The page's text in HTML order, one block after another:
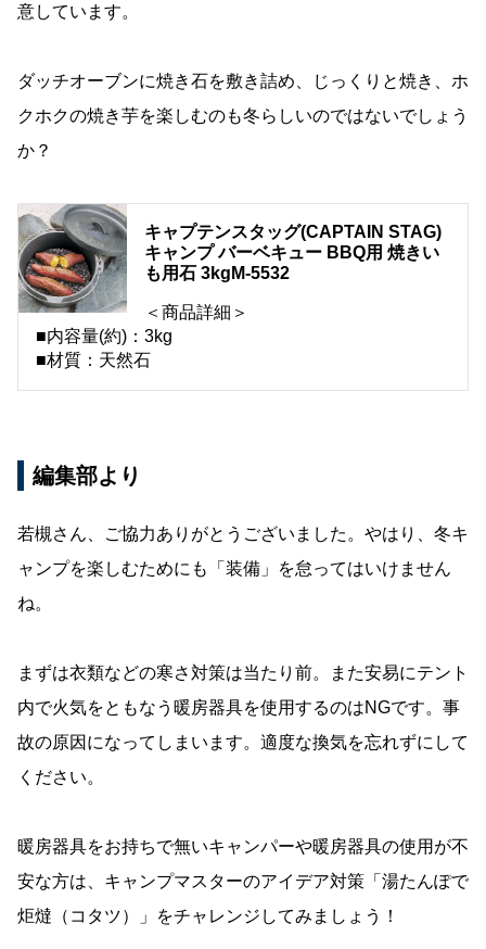
意しています。
ダッチオーブンに焼き石を敷き詰め、じっくりと焼き、ホ
クホクの焼き芋を楽しむのも冬らしいのではないでしょう
か？
キャプテンスタッグ(CAPTAIN STAG)
キャンプ バーベキュー BBQ用 焼きい
も用石 3kgM-5532
＜商品詳細＞
■内容量(約)：3kg
■材質：天然石
編集部より
若槻さん、ご協力ありがとうございました。やはり、冬キ
ャンプを楽しむためにも「装備」を怠ってはいけません
ね。
まずは衣類などの寒さ対策は当たり前。また安易にテント
内で火気をともなう暖房器具を使用するのはNGです。事
故の原因になってしまいます。適度な換気を忘れずにして
ください。
暖房器具をお持ちで無いキャンパーや暖房器具の使用が不
安な方は、キャンプマスターのアイデア対策「湯たんぽで
炬燵（コタツ）」をチャレンジしてみましょう！